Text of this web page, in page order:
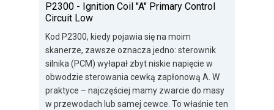
P2300 - Ignition Coil "A" Primary Control
Circuit Low
Kod P2300, kiedy pojawia się na moim
skanerze, zawsze oznacza jedno: sterownik
silnika (PCM) wyłapał zbyt niskie napięcie w
obwodzie sterowania cewką zapłonową A. W
praktyce – najczęściej mamy zwarcie do masy
w przewodach lub samej cewce. To właśnie ten